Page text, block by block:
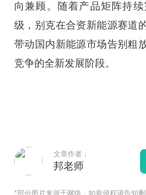
向兼顾。随着产品矩阵持
级，别克在合资新能源赛道
带动国内新能源市场告别粗
竞争的全新发展阶段。
文章作者：
邦老师
*部分图片来源于网络，如有侵权请告知